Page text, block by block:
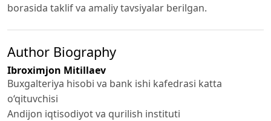
borasida taklif va amaliy tavsiyalar berilgan.
Author Biography
Ibroximjon Mitillaev
Buxgalteriya hisobi va bank ishi kafedrasi katta
o‘qituvchisi
Andijon iqtisodiyot va qurilish instituti